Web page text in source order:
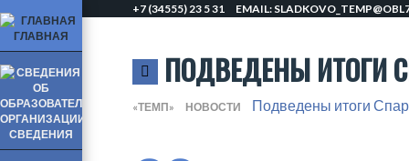
ГЛАВНАЯ
СВЕДЕНИЯ
+7 (34555) 23 5 31 EMAIL:
ПОДВЕДЕНЫ ИТОГИ
«ТЕМП» НОВОСТИ Подведены итоги